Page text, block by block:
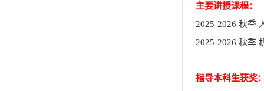
主要讲授课程：
2025-2026 秋季
2025-2026 秋季
指导本科生获奖